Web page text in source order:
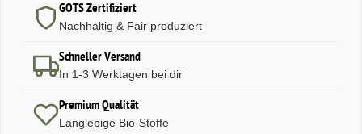
GOTS Zertifiziert
Nachhaltig & Fair produziert
Schneller Versand
In 1-3 Werktagen bei dir
Premium Qualität
Langlebige Bio-Stoffe